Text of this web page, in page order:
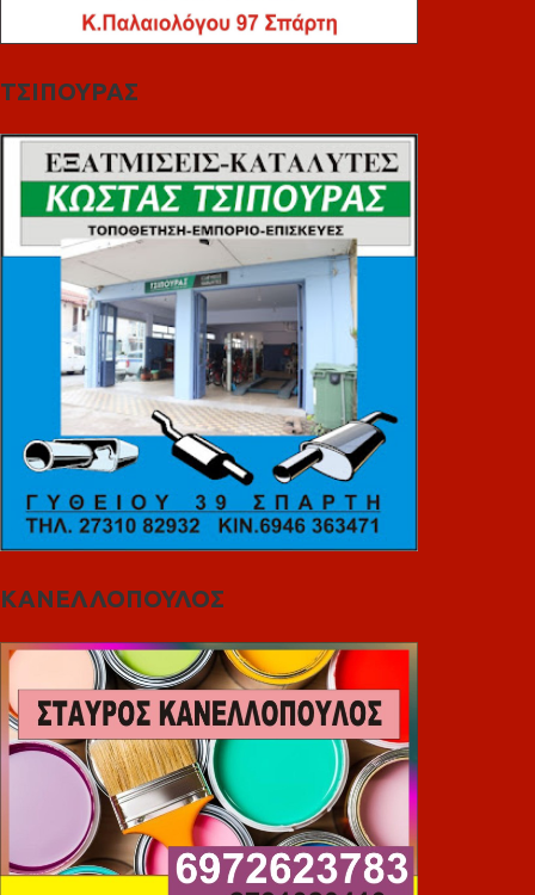
ΤΣΙΠΟΥΡΑΣ
ΚΑΝΕΛΛΟΠΟΥΛΟΣ